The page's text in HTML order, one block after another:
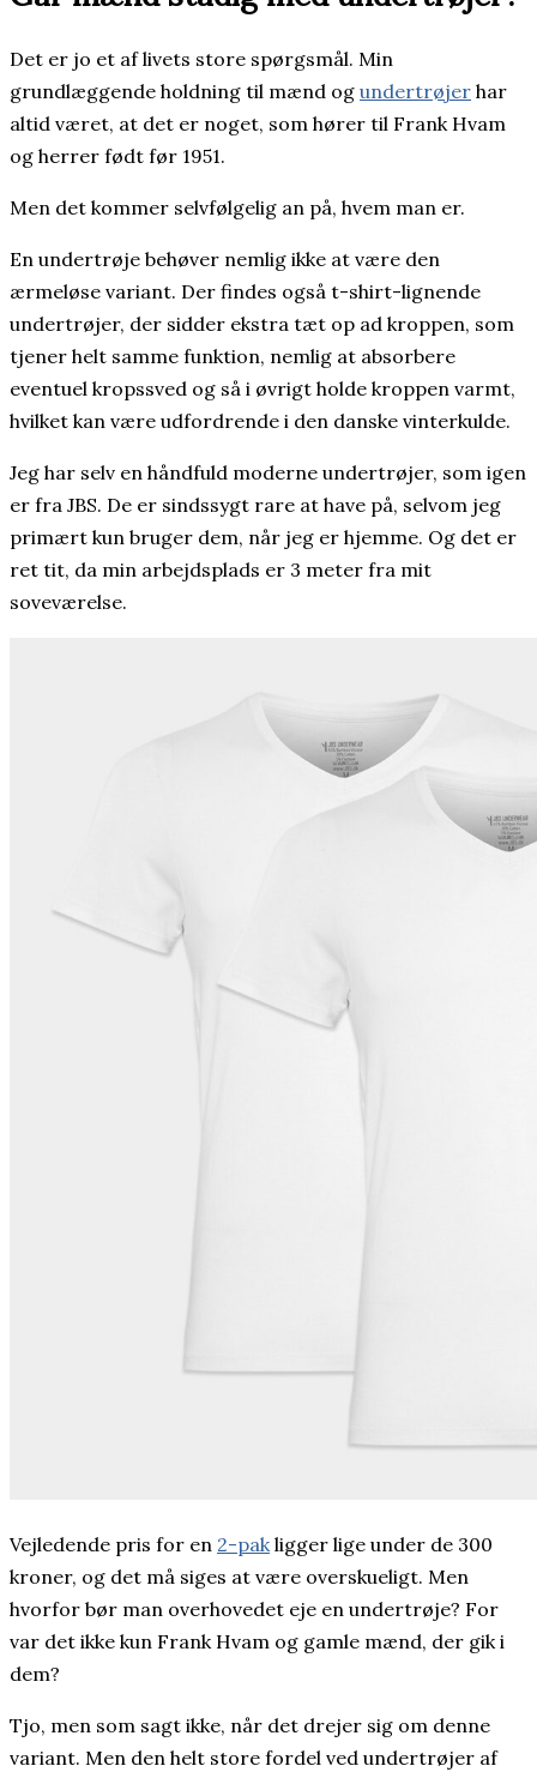
Det er jo et af livets store spørgsmål. Min
grundlæggende holdning til mænd og undertrøjer har
altid været, at det er noget, som hører til Frank Hvam
og herrer født før 1951.
Men det kommer selvfølgelig an på, hvem man er.
En undertrøje behøver nemlig ikke at være den
ærmeløse variant. Der findes også t-shirt-lignende
undertrøjer, der sidder ekstra tæt op ad kroppen, som
tjener helt samme funktion, nemlig at absorbere
eventuel kropssved og så i øvrigt holde kroppen varmt,
hvilket kan være udfordrende i den danske vinterkulde.
Jeg har selv en håndfuld moderne undertrøjer, som igen
er fra JBS. De er sindssygt rare at have på, selvom jeg
primært kun bruger dem, når jeg er hjemme. Og det er
ret tit, da min arbejdsplads er 3 meter fra mit
soveværelse.
Vejledende pris for en 2-pakligger lige under de 300
kroner, og det må siges at være overskueligt. Men
hvorfor bør man overhovedet eje en undertrøje? For
var det ikke kun Frank Hvam og gamle mænd, der gik i
dem?
Tjo, men som sagt ikke, når det drejer sig om denne
variant. Men den helt store fordel ved undertrøjer af